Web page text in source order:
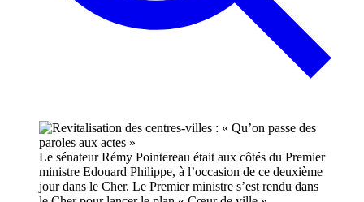
Le sénateur Rémy Pointereau était aux côtés du Premier
ministre Edouard Philippe, à l’occasion de ce deuxième
jour dans le Cher. Le Premier ministre s’est rendu dans